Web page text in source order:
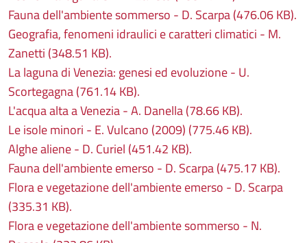
Fauna dell'ambiente sommerso - D. Scarpa (476.06 KB).
Geografia, fenomeni idraulici e caratteri climatici - M.
Zanetti (348.51 KB).
La laguna di Venezia: genesi ed evoluzione - U.
Scortegagna (761.14 KB).
L'acqua alta a Venezia - A. Danella (78.66 KB).
Le isole minori - E. Vulcano (2009) (775.46 KB).
Alghe aliene - D. Curiel (451.42 KB).
Fauna dell'ambiente emerso - D. Scarpa (475.17 KB).
Flora e vegetazione dell'ambiente emerso - D. Scarpa
(335.31 KB).
Flora e vegetazione dell'ambiente sommerso - N.